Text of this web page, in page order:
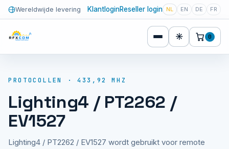
Wereldwijde levering KlantloginReseller login NL EN DE FR
☀ 0
PROTOCOLLEN · 433,92 MHZ
Lighting4 / PT2262 /
EV1527
Lighting4 / PT2262 / EV1527 wordt gebruikt voor remote